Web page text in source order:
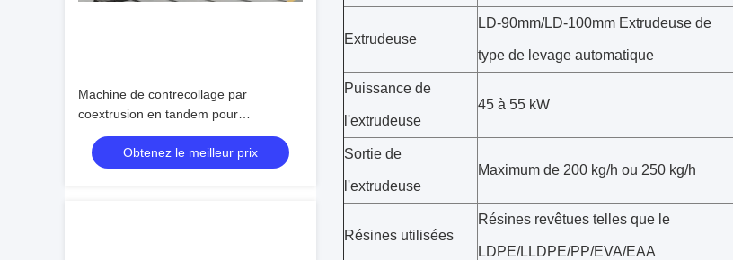
Machine de contrecollage par
coextrusion en tandem pour
emballages flexibles de grande valeur
Obtenez le meilleur prix
Extrudeuse
LD-90mm/LD-100mm Extrudeuse de
type de levage automatique
Puissance de
l'extrudeuse
45 à 55 kW
Sortie de
l'extrudeuse
Maximum de 200 kg/h ou 250 kg/h
Résines utilisées
Résines revêtues telles que le
LDPE/LLDPE/PP/EVA/EAA